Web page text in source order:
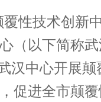
覆性技术创
（以下简称
汉中心开展
促进全市颠